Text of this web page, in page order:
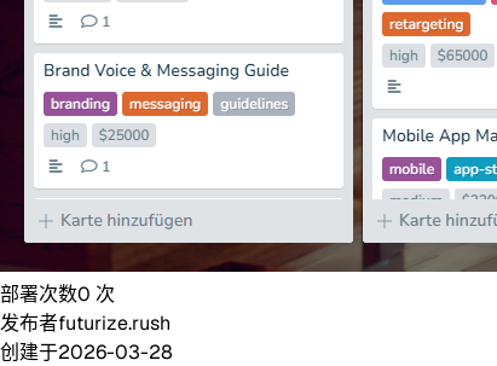
部署次数0 次
发布者futurize.rush
创建于2026-03-28